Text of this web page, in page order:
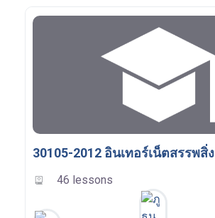
30105-2012 อินเทอร์เน็ตสรรพสิ่ง
46 lessons